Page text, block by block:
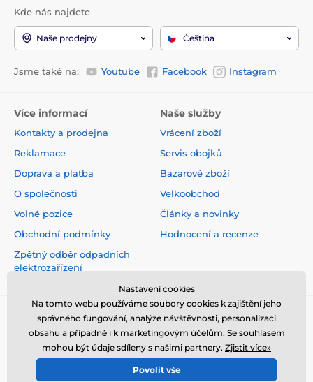
Kde nás najdete
Naše prodejny Čeština
Jsme také na: Youtube Facebook Instagram
Více informací
Kontakty a prodejna
Reklamace
Doprava a platba
O společnosti
Volné pozice
Obchodní podmínky
Zpětný odběr odpadních
elektrozařízení
Naše služby
Vrácení zboží
Servis obojků
Bazarové zboží
Velkoobchod
Články a novinky
Hodnocení a recenze
© 2026 www.elektro-obojky.cz ⦁ E-shop vytvořila
Nastavení cookies
Na tomto webu používáme soubory cookies k zajištění jeho
správného fungování, analýze návštěvnosti, personalizaci
obsahu a případně i k marketingovým účelům. Se souhlasem
mohou být údaje sdíleny s našimi partnery. Zjistit více»
Povolit vše